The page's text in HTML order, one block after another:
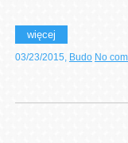
więcej
03/23/2015, Budo No